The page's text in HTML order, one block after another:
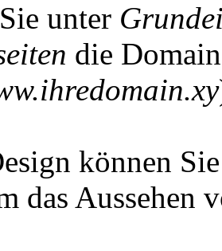
unter
die
können
das Aussehen